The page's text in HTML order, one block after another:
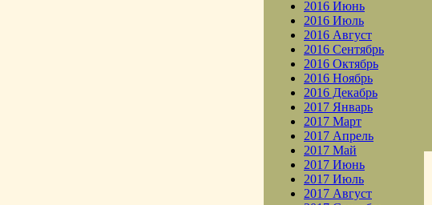
2016 Июнь
2016 Июль
2016 Август
2016 Сентябрь
2016 Октябрь
2016 Ноябрь
2016 Декабрь
2017 Январь
2017 Март
2017 Апрель
2017 Май
2017 Июнь
2017 Июль
2017 Август